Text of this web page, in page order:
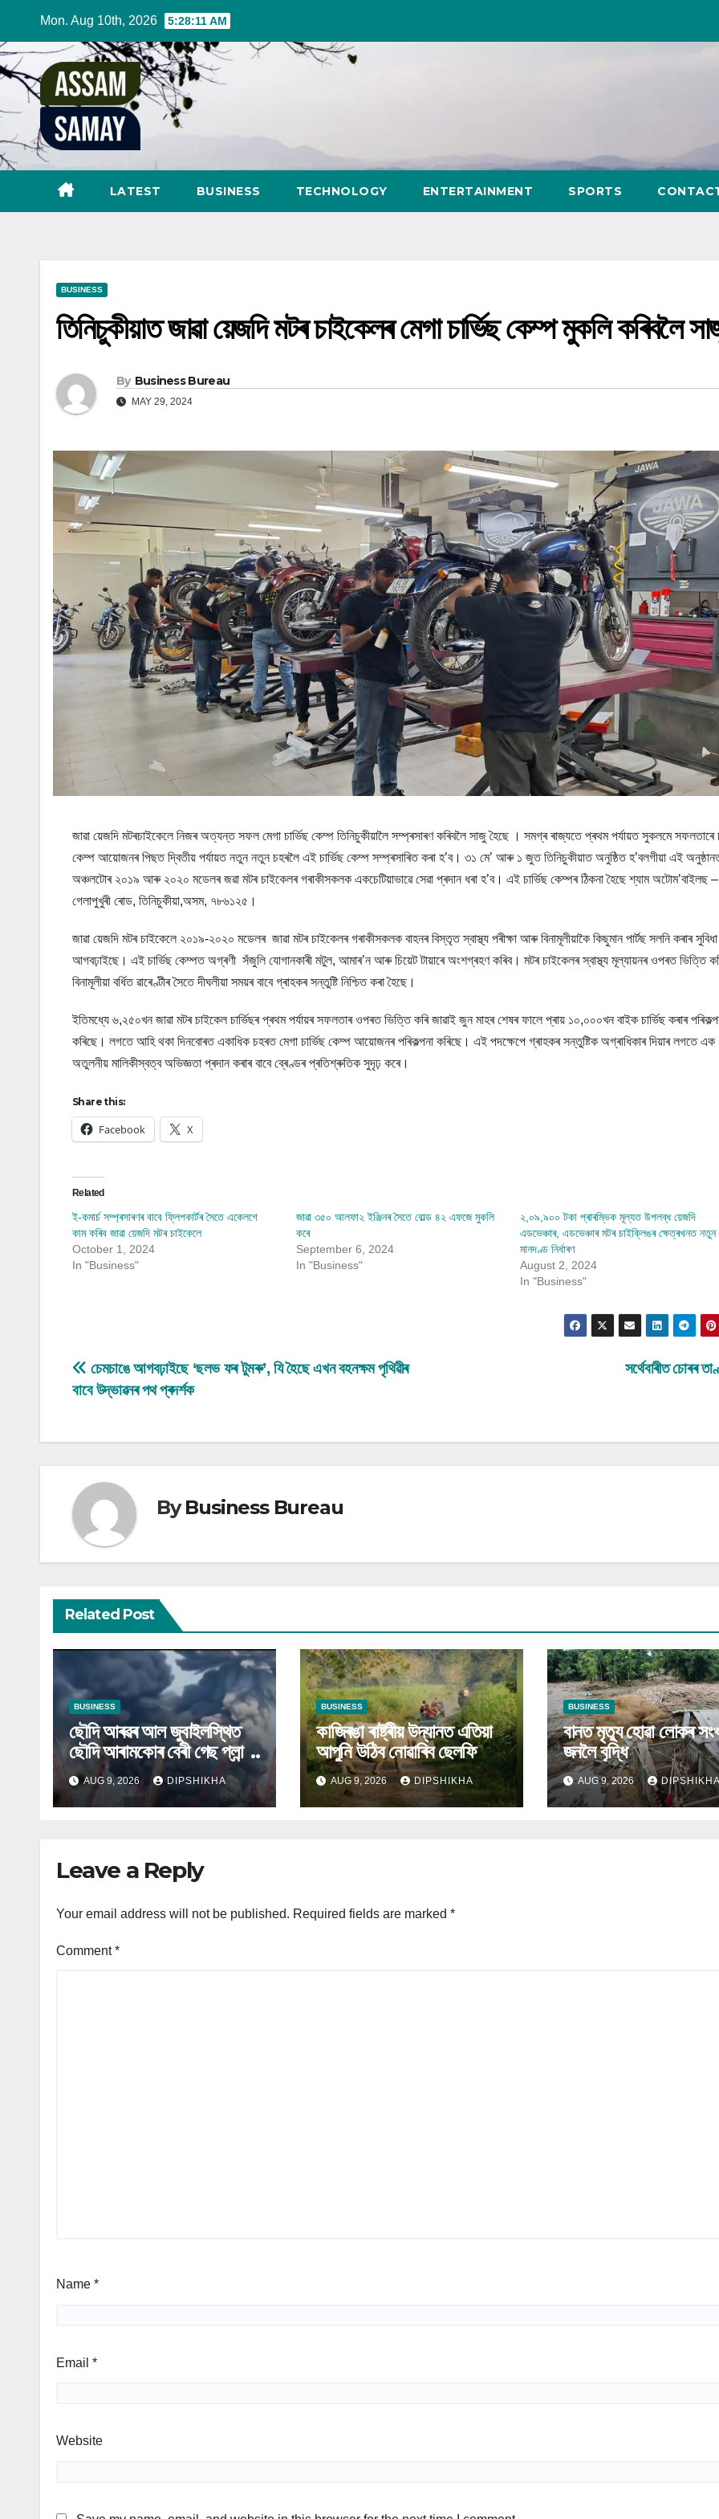
content
Mon. Aug 10th, 2026 5:28:13 AM
LATEST BUSINESS TECHNOLOGY ENTERTAINMENT SPORTS
BUSINESS
তিনিচুকীয়াত জাৱা য়েজদি মটৰ চাইকেলৰ মেগা চাৰ্ভিছ কেম্প মুকলি কৰিবলৈ
By Business Bureau
MAY 29, 2024
জাৱা য়েজদি মটৰচাইকেলে নিজৰ অত্যন্ত সফল মেগা চাৰ্ভিছ কেম্প তিনিচুকীয়ালৈ সম্প্ৰসাৰণ কৰিবলৈ সাজু হৈছে । সমগ্ৰ ৰাজ্যতে প্ৰথম পৰ্যায়ত সুকলমে সফলতাৰে
কেম্প আয়োজনৰ পিছত দ্বিতীয় পৰ্যায়ত নতুন নতুন চহৰলৈ এই চাৰ্ভিছ কেম্প সম্প্ৰসাৰিত কৰা হ’ব। ৩১ মে’ আৰু ১ জুত তিনিচুকীয়াত অনুষ্ঠিত হ’বলগীয়া এই
অঞ্চলটোৰ ২০১৯ আৰু ২০২০ মডেলৰ জৱা মটৰ চাইকেলৰ গৰাকীসকলক একচেটিয়াভাৱে সেৱা প্ৰদান ধৰা হ’ব। এই চাৰ্ভিছ কেম্পৰ ঠিকনা হৈছে শ্যাম অটোম’বাইলছ –
গেলাপুখুৰী ৰোড, তিনিচুকীয়া,অসম, ৭৮৬১২৫।
জাৱা য়েজদি মটৰ চাইকেলে ২০১৯-২০২০ মডেলৰ জাৱা মটৰ চাইকেলৰ গৰাকীসকলক বাহনৰ বিস্তৃত স্বাস্থ্য পৰীক্ষা আৰু বিনামূলীয়াকৈ কিছুমান পাৰ্টছ সলনি কৰাৰ সুবিধা
আগবঢ়াইছে। এই চাৰ্ভিছ কেম্পত অগ্ৰণী সঁজুলি যোগানকাৰী মটুল, আমাৰ’ন আৰু চিয়েট টায়াৰে অংশগ্ৰহণ কৰিব। মটৰ চাইকেলৰ স্বাস্থ্য মূল্যায়নৰ ওপৰত ভিত্তি
বিনামূলীয়া বৰ্ধিত ৱাৰেণ্টীৰ সৈতে দীঘলীয়া সময়ৰ বাবে গ্ৰাহকৰ সন্তুষ্টি নিশ্চিত কৰা হৈছে।
ইতিমধ্যে ৬,২৫০খন জাৱা মটৰ চাইকেল চাৰ্ভিছৰ প্ৰথম পৰ্যায়ৰ সফলতাৰ ওপৰত ভিত্তি কৰি জাৱাই জুন মাহৰ শেষৰ ফালে প্ৰায় ১০,০০০খন বাইক চাৰ্ভিছ কৰাৰ
কৰিছে। লগতে আহি থকা দিনবোৰত একাধিক চহৰত মেগা চাৰ্ভিছ কেম্প আয়োজনৰ পৰিকল্পনা কৰিছে। এই পদক্ষেপে গ্ৰাহকৰ সন্তুষ্টিক অগ্ৰাধিকাৰ দিয়াৰ লগতে এক
অতুলনীয় মালিকীস্বত্ব অভিজ্ঞতা প্ৰদান কৰাৰ বাবে ব্ৰেণ্ডৰ প্ৰতিশ্ৰুতিক সুদৃঢ় কৰে।
Share this:
Facebook X
Related
ই-কমাৰ্চ সম্প্ৰসাৰণৰ বাবে ফ্লিপকাৰ্টৰ সৈতে একেলগে
কাম কৰিব জাৱা য়েজদি মটৰ চাইকেলে
October 1, 2024
In "Business"
জাৱা ৩৫০ আলফা২ ইঞ্জিনৰ সৈতে বোল্ড ৪২ এফজে মুকলি
কৰে
September 6, 2024
In "Business"
২,০৯,৯০০ টকা প্ৰাৰম্ভিক মূল্যত উপলব্ধ য়েজদি
এডভেঞ্চাৰ, এডভেঞ্চাৰ মটৰ চাইক্লিঙৰ ক্ষেত্ৰখনত নতুন
মানদণ্ড নিৰ্ধাৰণ
August 2, 2024
In "Business"
Post
navigation
সৰ্থেবাৰীত চোৰৰ
চেমচাঙে আগবঢ়াইছে ‘ছলভ ফৰ টুমৰু’, যি হৈছে এখন বহনক্ষম পৃথিৱীৰ
বাবে উদ্ভাৱনৰ পথ প্ৰদৰ্শক
ByBusiness Bureau
Related Post
BUSINESS
ছৌদি আৰৱৰ আল জুবাইলস্থিত
ছৌদি আৰামকোৰ বেৰী গেছ প্লান্টত
আক্ৰমণ
AUG 9, 2026 DIPSHIKHA
BUSINESS
কাজিৰঙা ৰাষ্ট্ৰীয় উদ্যানত এতিয়া
আপুনি উঠিব নোৱাৰিব ছেলফি
AUG 9, 2026 DIPSHIKHA
BUSINESS
বানত মৃত্যু হোৱা লোকৰ
জনলৈ বৃদ্ধি
AUG 9, 2026
Leave a Reply
Your email address will not be published. Required fields are marked *
Comment*
Name *
Email *
Website